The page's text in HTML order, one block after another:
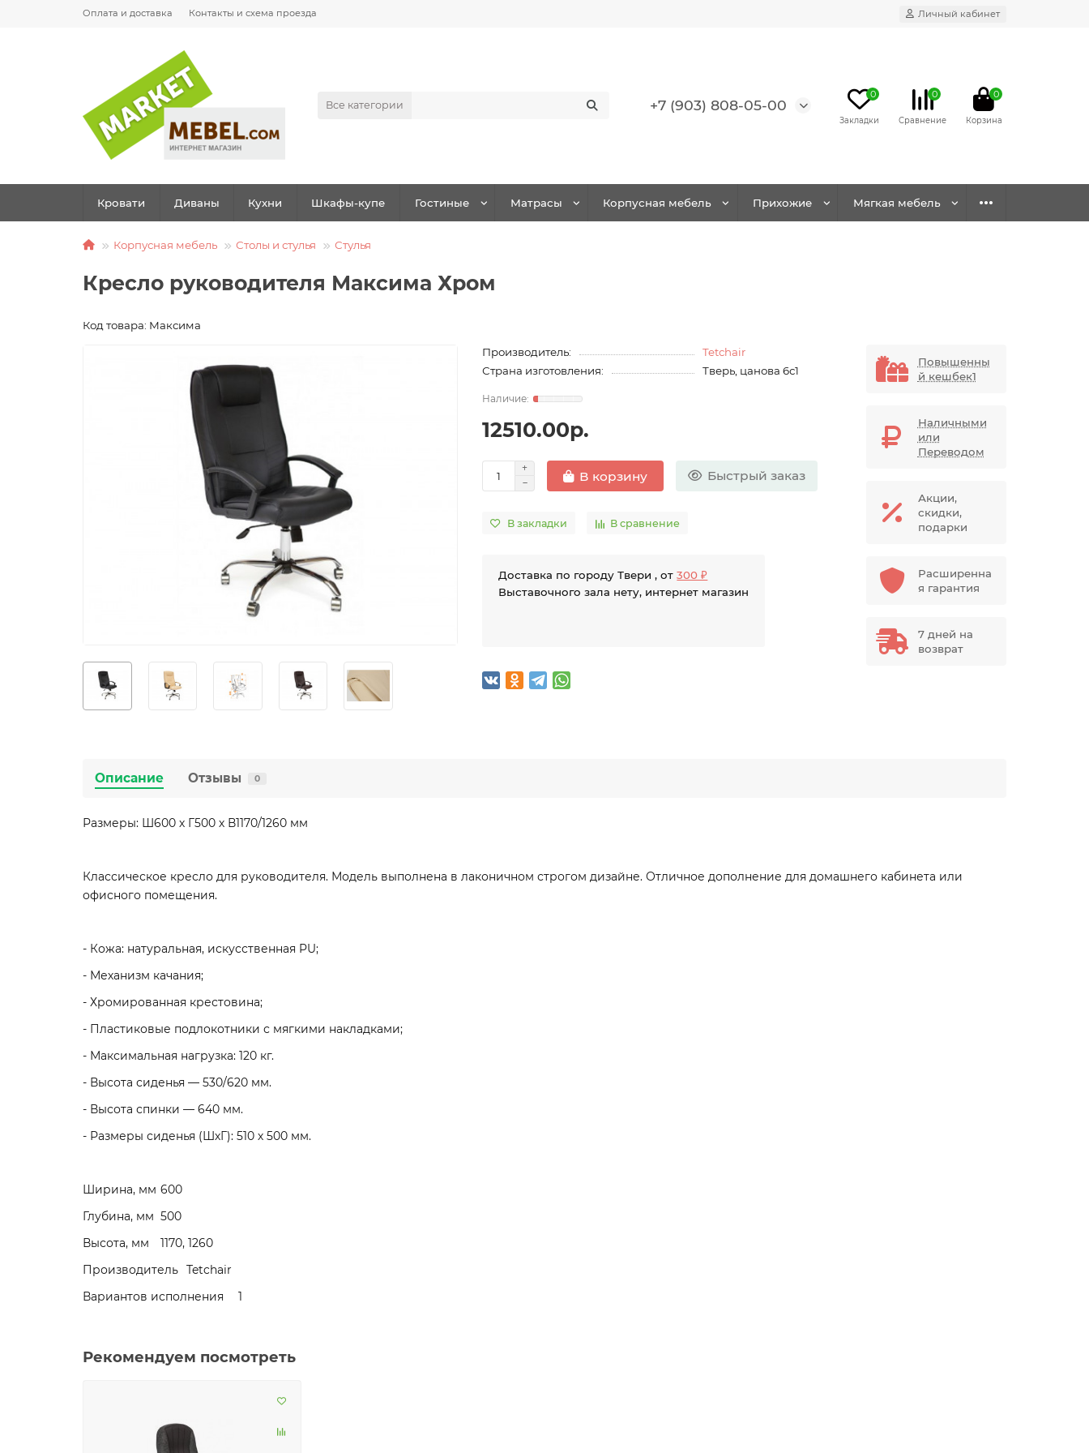
Оплата и доставка Контакты и схема проезда Личный кабинет
Все категории +7 (903) 808-05-00
0 0 0
Кровати Диваны Кухни Шкафы-купе Гостиные Матрасы Корпусная мебель Прихожие Мягкая мебель
Корпусная мебель Столы и стулья Стулья
Кресло руководителя Максима Хром
Код товара: Максима
Производитель:
Tetchair
Страна изготовления:
Тверь, цанова 6с1
12510.00р.
В корзину Быстрый заказ
В закладки В сравнение
Доставка по городу Твери , от300 ₽
Выставочного зала нету, интернет магазин
Повышенны
й кешбек1
Наличными
или
Переводом
Акции,
скидки,
подарки
Расширенна
я гарантия
7 дней на
возврат
Описание Отзывы 0
Размеры: Ш600 х Г500 х В1170/1260 мм
Классическое кресло для руководителя. Модель выполнена в лаконичном строгом дизайне. Отличное дополнение для домашнего кабинета или
офисного помещения.
- Кожа: натуральная, искусственная PU;
- Механизм качания;
- Хромированная крестовина;
- Пластиковые подлокотники с мягкими накладками;
- Максимальная нагрузка: 120 кг.
- Высота сиденья — 530/620 мм.
- Высота спинки — 640 мм.
- Размеры сиденья (ШхГ): 510 х 500 мм.
Ширина, мм 600
Глубина, мм 500
Высота, мм
1170, 1260
Производитель Tetchair
Вариантов исполнения
1
Рекомендуем посмотреть